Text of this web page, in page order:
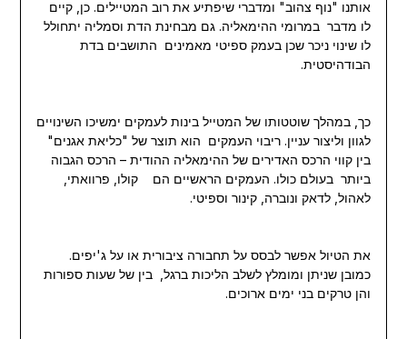
אותנו "נוף צהוב" ומדברי שיפתיע את רוב המטיילים. כן, קיים
לו מדבר במרומי ההימאליה. גם מבחינת הדת וסמליה יתחולל
לו שינוי ניכר שכן בעמק ספיטי מאמינים התושבים בדת
הבודהיסטית.
כך, במהלך שוטטותו של המטייל בינות לעמקים ימשיכו השינויים
לגוון וליצור עניין. ריבוי העמקים הוא תוצר של "כליאת אגנים"
בין קווי הרכס האדירים של ההימאליה ההודית – הרכס הגבוה
ביותר בעולם כולו. העמקים הראשיים הם קולו, פרוואתי,
לאהול, לדאק ונוברה, קינור וספיטי.
את הטיול אפשר לבסס על תחבורה ציבורית או על ג'יפים.
כמובן שניתן ומומלץ לשלב הליכות ברגל, בין של שעות ספורות
והן טרקים בני ימים ארוכים.